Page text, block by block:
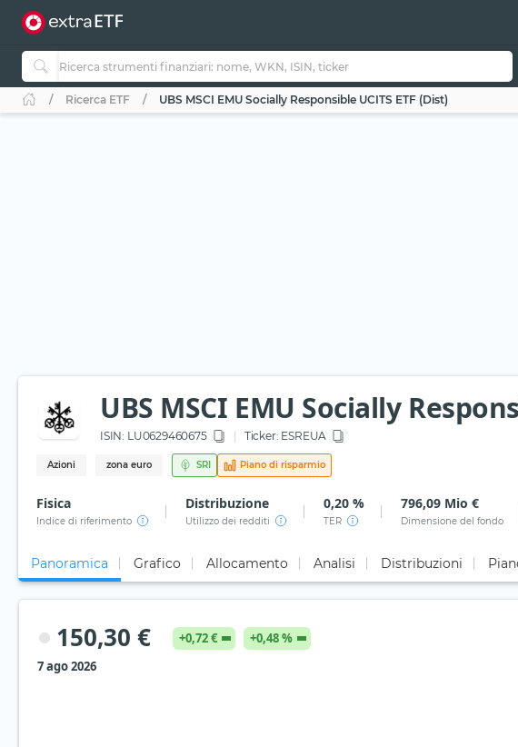
Ricerca ETF UBS MSCI EMU Socially Responsible UCITS ETF (Dist)
UBS MSCI EMU Socially
ISIN: LU0629460675 Ticker: ESREUA
Azioni zona euro SRI Piano di risparmio
Fisica
Indice di riferimento
Distribuzione
Utilizzo dei redditi
0,20 %
TER
796,09 Mio €
Dimensione del fondo
Panoramica Grafico Allocamento Analisi Distribuzioni
150,30 € +0,72 €
+0,48 %
7 ago 2026